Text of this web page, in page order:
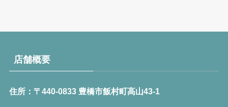
店舗概要
住所：〒440-0833 豊橋市飯村町高山43-1